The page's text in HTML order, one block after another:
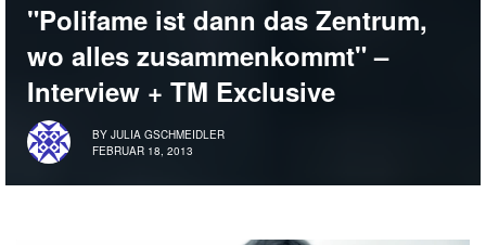
"Polifame ist dann das Zentrum,
wo alles zusammenkommt" –
Interview + TM Exclusive
BY JULIA GSCHMEIDLER
FEBRUAR 18, 2013